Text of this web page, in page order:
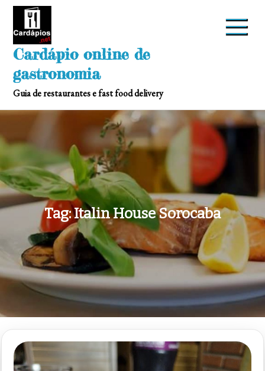
Skip
Cardápio online de
gastronomia
Guia de restaurantes e fast food delivery
Tag:Italin House Sorocaba